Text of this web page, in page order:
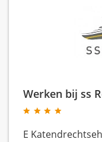
Werken bij ss
E